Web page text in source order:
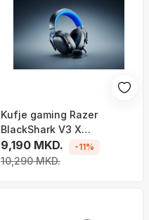
Kufje gaming Razer
BlackShark V3 X
HyperSpeed, pa tela dhe
me kabllo, USB Type A, të
9,190 MKD.
10,290 MKD.
-11%